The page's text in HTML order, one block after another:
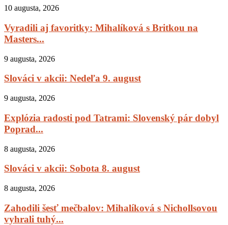
10 augusta, 2026
Vyradili aj favoritky: Mihalíková s Britkou na
Masters...
9 augusta, 2026
Slováci v akcii: Nedeľa 9. august
9 augusta, 2026
Explózia radosti pod Tatrami: Slovenský pár dobyl
Poprad...
8 augusta, 2026
Slováci v akcii: Sobota 8. august
8 augusta, 2026
Zahodili šesť mečbalov: Mihalíková s Nichollsovou
vyhrali tuhý...